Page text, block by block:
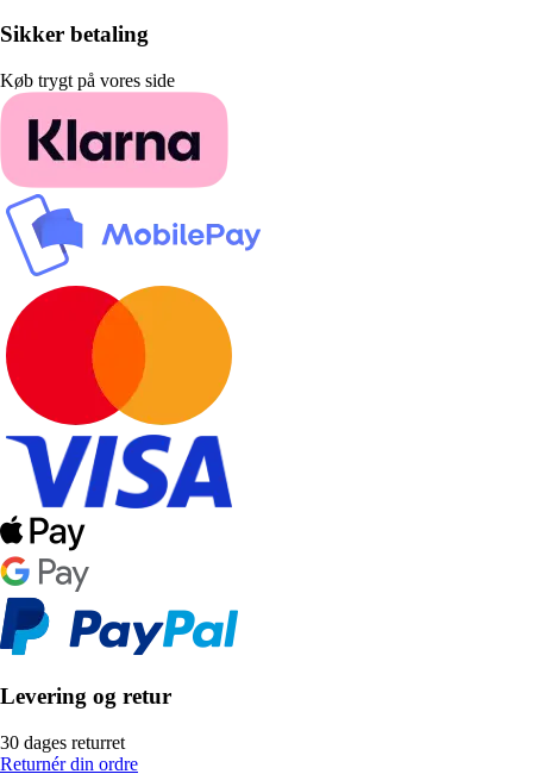
Sikker betaling
Køb trygt på vores side
Levering og retur
30 dages returret
Returnér din ordre